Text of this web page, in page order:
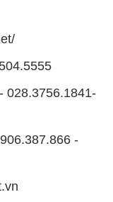
028.3756.1841-
-